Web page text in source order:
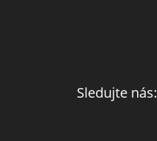
Sledujte nás: